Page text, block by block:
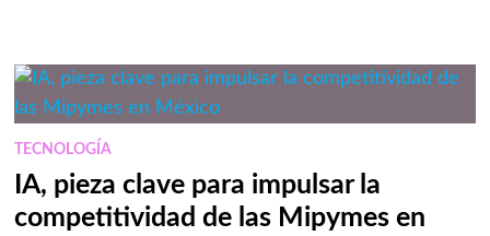
EL
USO
DE
IA
EN
EL
APARATO
PRODUCTIVO
DEL
TECNOLOGÍA
IA, pieza clave para impulsar la
competitividad de las Mipymes en